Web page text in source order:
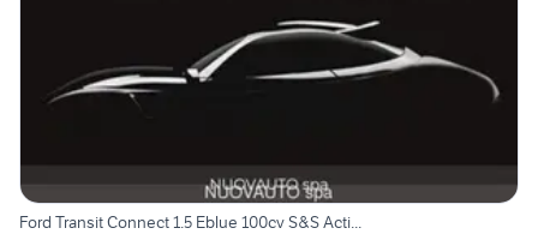
Ford Transit Connect 1.5 Eblue 100cv S&S Acti...